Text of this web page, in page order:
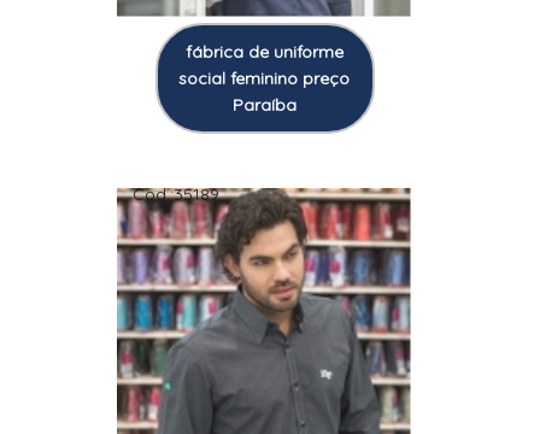
fábrica de uniforme
social feminino preço
Paraíba
Cod.:35189